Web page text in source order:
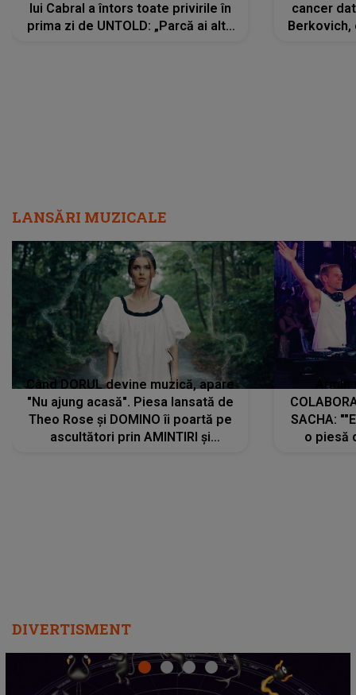
lui Cabral a întors toate privirile în
prima zi de UNTOLD: „Parcă ai altă
cancer
Berkovich,
LANSĂRI MUZICALE
Când DORUL devine muzică, apare
"Nu ajung acasă". Piesa lansată de
Theo Rose și DOMINO îi poartă pe
ascultători prin AMINTIRI și
SACHA:
o piesă
DIVERTISMENT